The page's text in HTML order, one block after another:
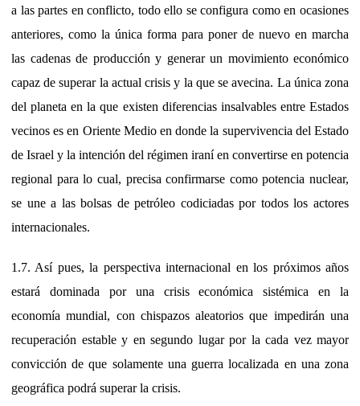
a las partes en conflicto, todo ello se configura como en ocasiones
anteriores, como la única forma para poner de nuevo en marcha
las cadenas de producción y generar un movimiento económico
capaz de superar la actual crisis y la que se avecina. La única zona
del planeta en la que existen diferencias insalvables entre Estados
vecinos es en Oriente Medio en donde la supervivencia del Estado
de Israel y la intención del régimen iraní en convertirse en potencia
regional para lo cual, precisa confirmarse como potencia nuclear,
se une a las bolsas de petróleo codiciadas por todos los actores
internacionales.
1.7. Así pues, la perspectiva internacional en los próximos años
estará dominada por una crisis económica sistémica en la
economía mundial, con chispazos aleatorios que impedirán una
recuperación estable y en segundo lugar por la cada vez mayor
convicción de que solamente una guerra localizada en una zona
geográfica podrá superar la crisis.